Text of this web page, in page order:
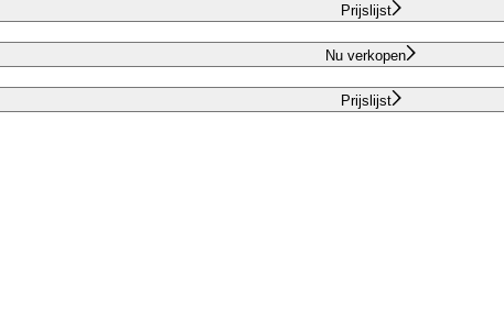
Prijslijst
Nu verkopen
Prijslijst